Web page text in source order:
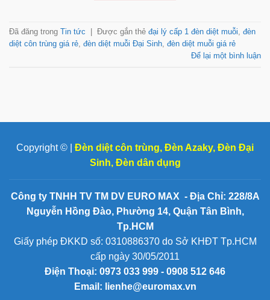
Đã đăng trong Tin tức Được gắn thẻ đại lý cấp 1 đèn diệt muỗi, đèn
diệt côn trùng giá rẻ, đèn diệt muỗi Đại Sinh, đèn diệt muỗi giá rẻ
Để lại một bình luận
Copyright © | Đèn diệt côn trùng, Đèn Azaky, Đèn Đại
Sinh, Đèn dân dụng
Công ty TNHH TV TM DV EURO MAX - Địa Chỉ: 228/8A
Nguyễn Hồng Đào, Phường 14, Quận Tân Bình,
Tp.HCM
Giấy phép ĐKKD số: 0310886370 do Sở KHĐT Tp.HCM
cấp ngày 30/05/2011
Điện Thoại: 0973 033 999 - 0908 512 646
Email: lienhe@euromax.vn